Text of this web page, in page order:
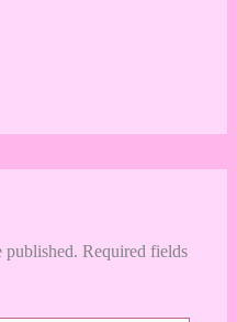
published. Required fields